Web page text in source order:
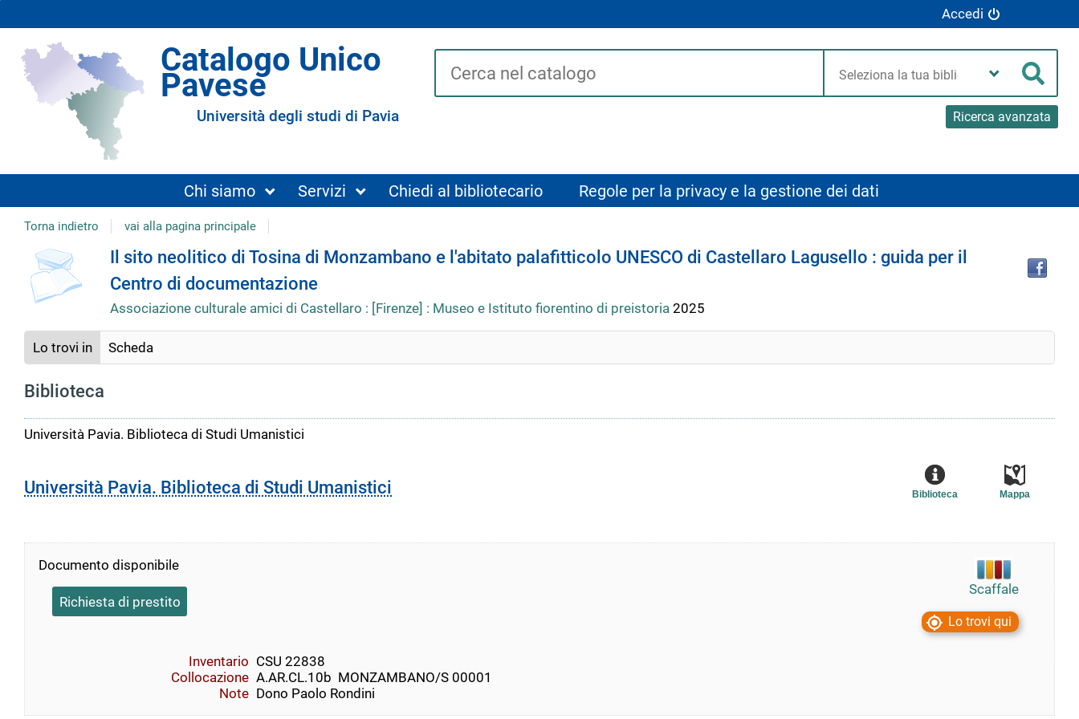
Accedi
Catalogo Unico
Pavese
Università degli studi di Pavia
Cerca su "Catalogo"
Cerca
Ricerca avanzata
Chi siamo Servizi Chiedi al bibliotecario Regole per la privacy e la gestione dei dati
Torna indietro vai alla pagina principale
Dettaglio
del
documento
Il sito neolitico di Tosina di Monzambano e l'abitato palafitticolo UNESCO di Castellaro Lagusello : guida per il
Centro di documentazione
Associazione culturale amici di Castellaro : [Firenze] : Museo e Istituto fiorentino di preistoria 2025
Lo trovi in Scheda
Biblioteca
Università Pavia. Biblioteca di Studi Umanistici
Università Pavia. Biblioteca di Studi Umanistici Mappa
Biblioteca
Documento disponibile
Richiesta di prestito
Inventario CSU 22838
Collocazione A.AR.CL.10b  MONZAMBANO/S 00001
Note Dono Paolo Rondini
Scaffale
Lo trovi qui